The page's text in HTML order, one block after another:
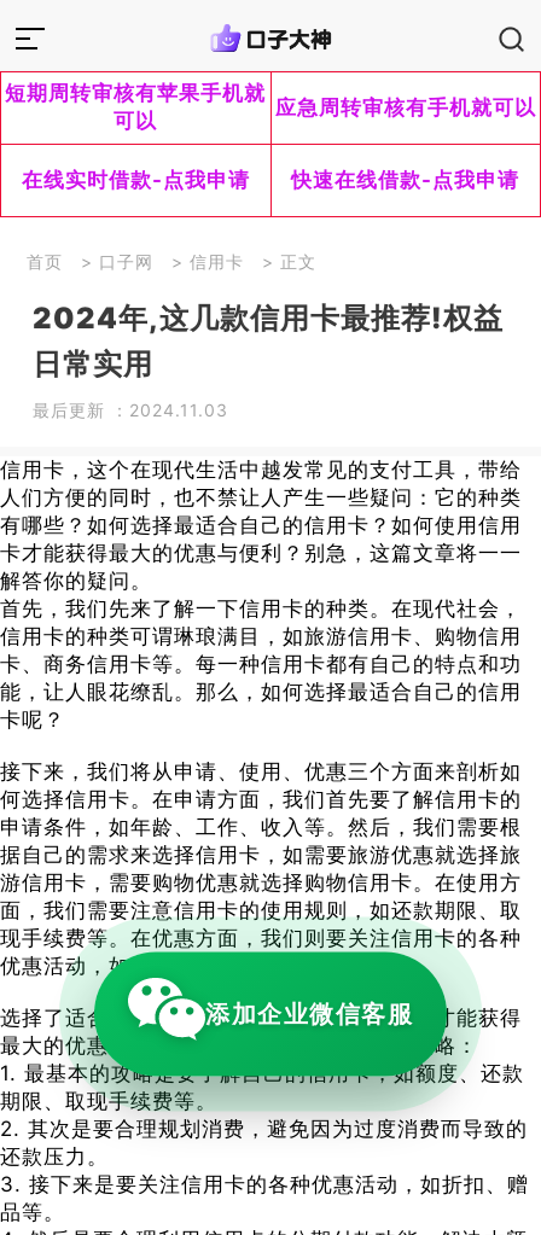
短期周转审核有苹果手机就
可以
应急周转审核有手机就可以
在线实时借款-点我申请 快速在线借款-点我申请
首页 > 口子网 > 信用卡 > 正文
2024年,这几款信用卡最推荐!权益
日常实用
最后更新 ：2024.11.03
信用卡，这个在现代生活中越发常见的支付工具，带给
人们方便的同时，也不禁让人产生一些疑问：它的种类
有哪些？如何选择最适合自己的信用卡？如何使用信用
卡才能获得最大的优惠与便利？别急，这篇文章将一一
解答你的疑问。
首先，我们先来了解一下信用卡的种类。在现代社会，
信用卡的种类可谓琳琅满目，如旅游信用卡、购物信用
卡、商务信用卡等。每一种信用卡都有自己的特点和功
能，让人眼花缭乱。那么，如何选择最适合自己的信用
卡呢？
接下来，我们将从申请、使用、优惠三个方面来剖析如
何选择信用卡。在申请方面，我们首先要了解信用卡的
申请条件，如年龄、工作、收入等。然后，我们需要根
据自己的需求来选择信用卡，如需要旅游优惠就选择旅
游信用卡，需要购物优惠就选择购物信用卡。在使用方
面，我们需要注意信用卡的使用规则，如还款期限、取
现手续费等。在优惠方面，我们则要关注信用卡的各种
优惠活动，如折扣、赠品等。
选择了适合自己的信用卡后，如何使用信用卡才能获得
最大的优惠与便利呢？这里给大家提供十个攻略：
1. 最基本的攻略是要了解自己的信用卡，如额度、还款
期限、取现手续费等。
2. 其次是要合理规划消费，避免因为过度消费而导致的
还款压力。
3. 接下来是要关注信用卡的各种优惠活动，如折扣、赠
品等。
添加企业微信客服